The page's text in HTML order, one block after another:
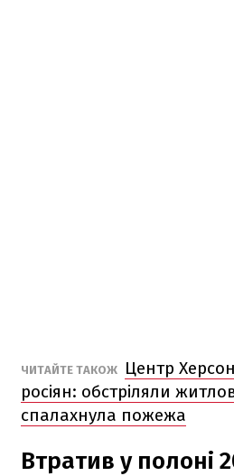
ЧИТАЙТЕ ТАКОЖ
Центр
росіян: обстріляли
спалахнула пожежа
Втратив у полоні